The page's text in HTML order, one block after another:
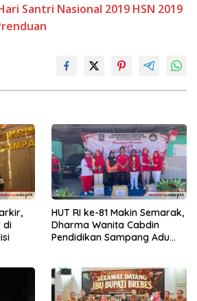
Santri Nasional 2019 HSN 2019
di
HUT RI ke-81 Makin Semarak,
Dharma Wanita Cabdin
Pendidikan Sampang Adu